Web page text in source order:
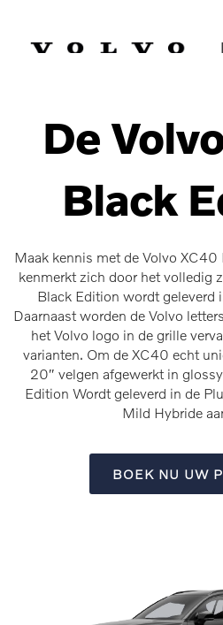
De
Black
Maak kennis met de Volvo
kenmerkt zich door het volledig
Black Edition wordt geleverd
Daarnaast worden de Volvo
het Volvo logo in de grille
varianten. Om de XC40 echt
20″ velgen afgewerkt in
Edition Wordt geleverd in de
Mild Hybride
BOEK NU UW